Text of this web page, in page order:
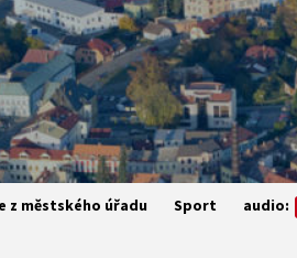
z městského úřadu Sport audio: